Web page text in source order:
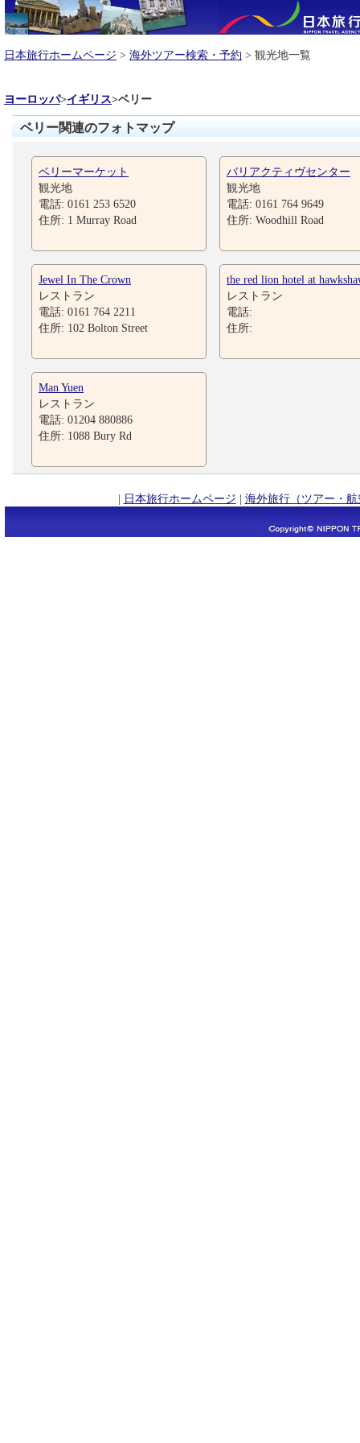
日本旅行ホームページ > 海外ツアー検索・予約 > 観光地一覧
ヨーロッパ>イギリス>ベリー
ベリー関連のフォトマップ
ベリーマーケット
観光地
電話: 0161 253 6520
住所: 1 Murray Road
バリアクティヴセンター
観光地
電話: 0161 764 9649
住所: Woodhill Road
Jewel In The Crown
レストラン
電話: 0161 764 2211
住所: 102 Bolton Street
the red lion hotel at
レストラン
電話:
住所:
Man Yuen
レストラン
電話: 01204 880886
住所: 1088 Bury Rd
| 日本旅行ホームページ | 海外旅行（ツアー・航